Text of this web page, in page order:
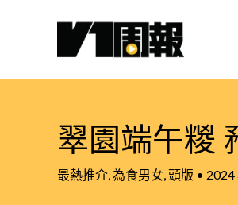
翠園端午糉
最熱推介 為食男女 頭版 • 2024